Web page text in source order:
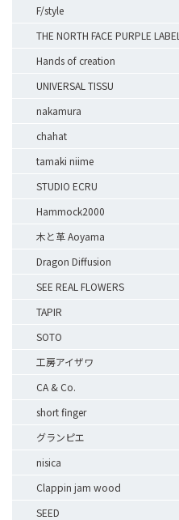
F/style
THE NORTH FACE PURPLE LABEL
Hands of creation
UNIVERSAL TISSU
nakamura
chahat
tamaki niime
STUDIO ECRU
Hammock2000
木と革 Aoyama
Dragon Diffusion
SEE REAL FLOWERS
TAPIR
SOTO
工房アイザワ
CA & Co.
short finger
グランピエ
nisica
Clappin jam wood
SEED